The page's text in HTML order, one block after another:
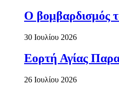
Ο βομβαρδισμός
30 Ιουλίου 2026
Εορτή Αγίας
26 Ιουλίου 2026